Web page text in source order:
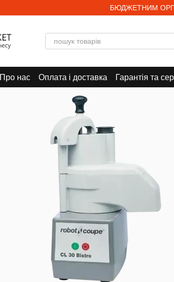
БЮДЖЕТНИМ
Про нас Оплата і доставка Гарантія та